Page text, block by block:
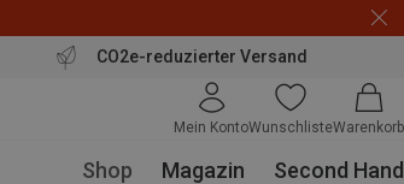
CO2e-reduzierter Versand
Mein KontoWunschlisteWarenkorb
Shop Magazin Second Hand